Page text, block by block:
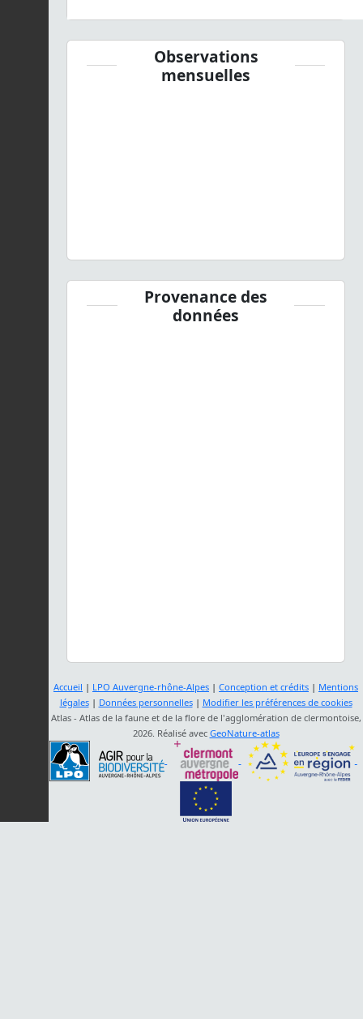
Observations
mensuelles
Provenance des
données
Accueil | LPO Auvergne-rhône-Alpes | Conception et crédits | Mentions
légales| Données personnelles| Modifier les préférences de cookies
Atlas - Atlas de la faune et de la flore de l'agglomération de clermontoise,
2026. Réalisé avec GeoNature-atlas